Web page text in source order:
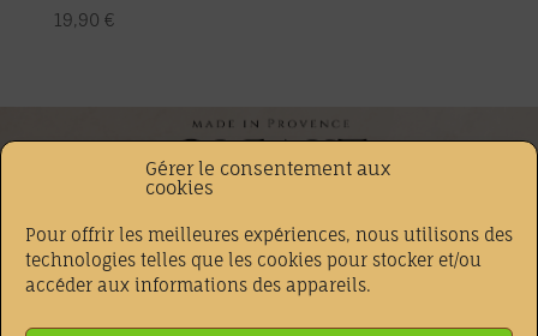
Gérer le consentement aux
cookies
Pour offrir les meilleures expériences, nous utilisons des
technologies telles que les cookies pour stocker et/ou
accéder aux informations des appareils.
19,90 €
Adresse
37 Boulevard gambetta
83390 CUERS
Téléphone
07.71.26.09.86